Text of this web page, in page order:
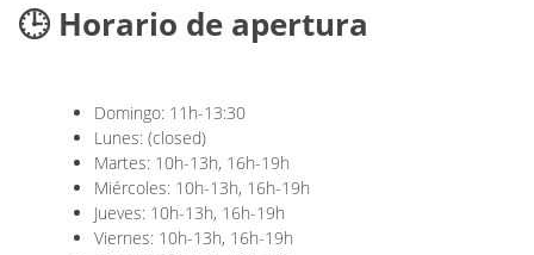
🕒 Horario de apertura
Domingo: 11h-13:30
Lunes: (closed)
Martes: 10h-13h, 16h-19h
Miércoles: 10h-13h, 16h-19h
Jueves: 10h-13h, 16h-19h
Viernes: 10h-13h, 16h-19h